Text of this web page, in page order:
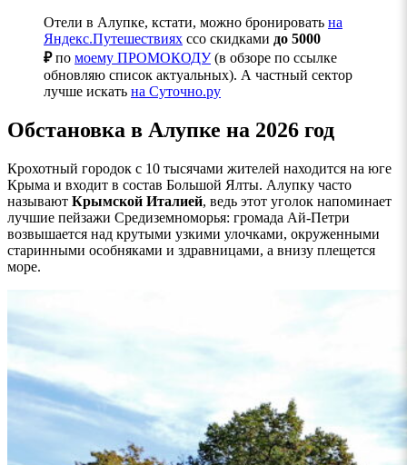
Отели в Алупке, кстати, можно бронировать на
Яндекс.Путешествиях ссо скидками до 5000
₽по моему ПРОМОКОДУ(в обзоре по ссылке
обновляю список актуальных). А частный сектор
лучше искать на Суточно.ру
Обстановка в Алупке на 2026 год
Крохотный городок с 10 тысячами жителей находится на юге
Крыма и входит в состав Большой Ялты. Алупку часто
называют Крымской Италией, ведь этот уголок напоминает
лучшие пейзажи Средиземноморья: громада Ай-Петри
возвышается над крутыми узкими улочками, окруженными
старинными особняками и здравницами, а внизу плещется
море.